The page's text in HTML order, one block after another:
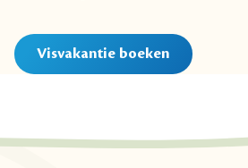
Visvakantie boeken